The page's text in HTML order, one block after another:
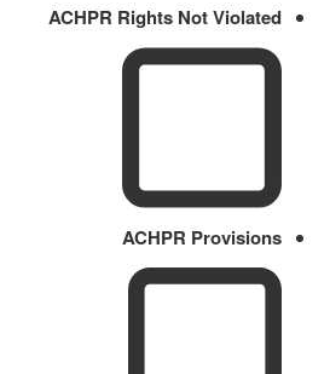
ACHPR Rights Not Violated
ACHPR Provisions